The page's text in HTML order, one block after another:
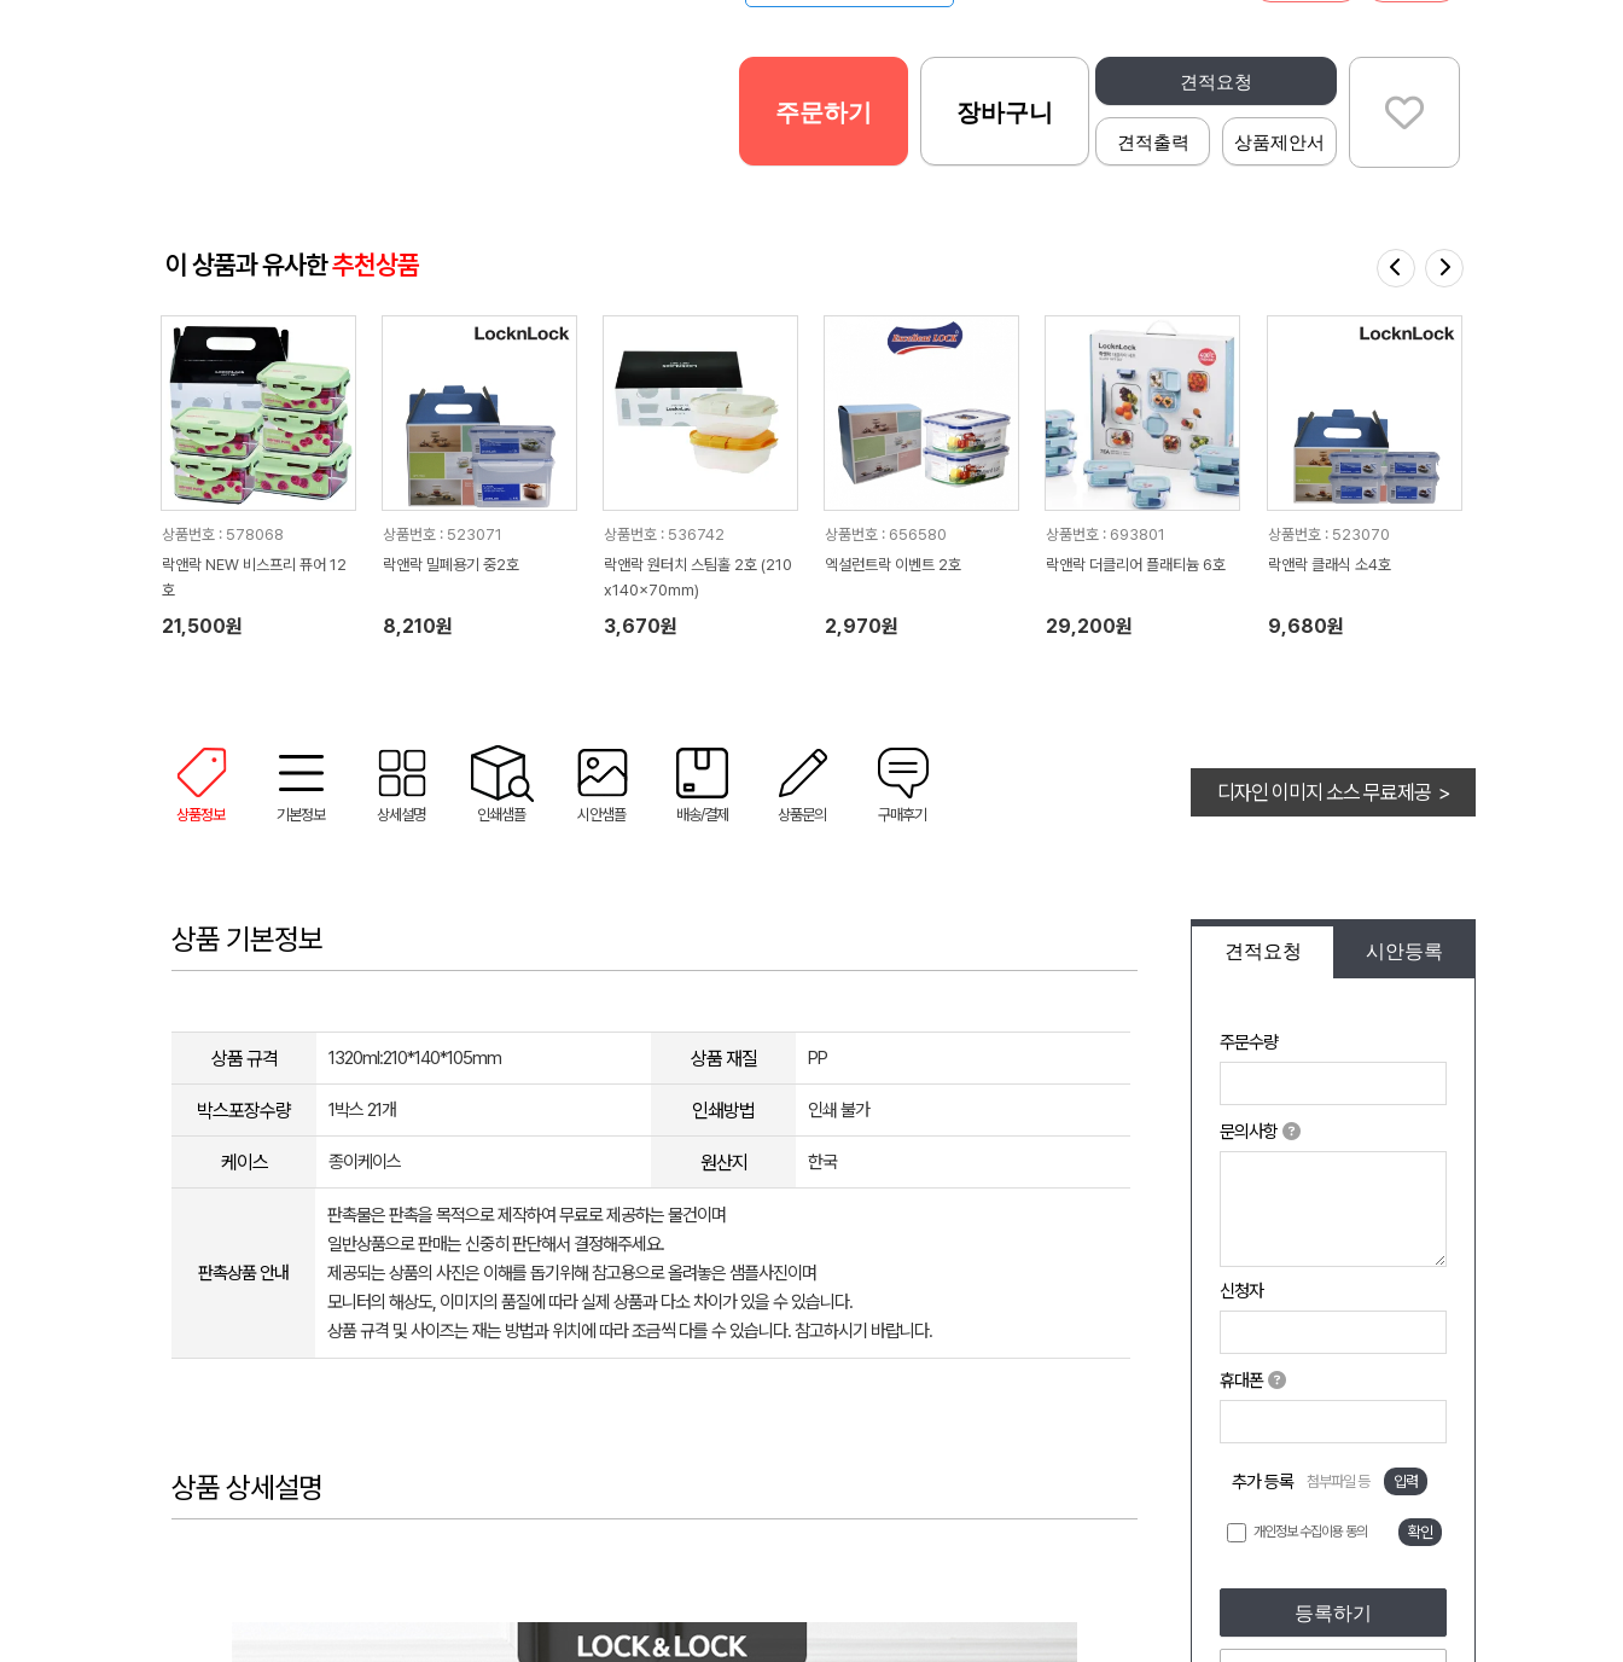
견적요청
견적출력 상품제안서
주문하기 장바구니
이 상품과 유사한추천상품
상품번호 : 578068
락앤락 NEW 비스프리 퓨어 12
호
21,500원
상품번호 : 523071
락앤락 밀폐용기 중2호
8,210원
상품번호 : 536742
락앤락 원터치 스팀홀 2호 (210
x140x70mm)
3,670원
상품번호 : 656580
엑설런트락 이벤트 2호
2,970원
상품번호 : 693801
락앤락 더클리어 플래티늄 6호
29,200원
상품번호 : 523070
락앤락 클래식 소4호
9,680원
상품정보 기본정보 상세설명 인쇄샘플 시안샘플 배송/결제 상품문의 구매후기
디자인 이미지 소스 무료제공 >
견적요청 시안등록
주문수량
문의사항
신청자
휴대폰
추가 등록 첨부파일 등 입력
개인정보 수집이용 동의 확인
등록하기
상품 기본정보
상품 규격 1320ml:210*140*105mm 상품 재질 PP
박스포장수량 1박스 21개 인쇄방법 인쇄 불가
케이스 종이케이스 원산지 한국
판촉상품 안내
판촉물은 판촉을 목적으로 제작하여 무료로 제공하는 물건이며
일반상품으로 판매는 신중히 판단해서 결정해주세요.
제공되는 상품의 사진은 이해를 돕기위해 참고용으로 올려놓은 샘플사진이며
모니터의 해상도, 이미지의 품질에 따라 실제 상품과 다소 차이가 있을 수 있습니다.
상품 규격 및 사이즈는 재는 방법과 위치에 따라 조금씩 다를 수 있습니다. 참고하시기 바랍니다.
상품 상세설명